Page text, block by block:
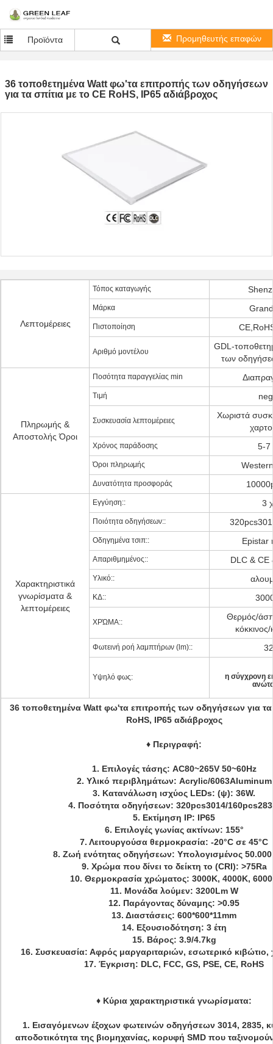
Προϊόντα Προμηθευτής επαφών
36 τοποθετημένα Watt φω'τα επιτροπής των οδηγήσεων
για τα σπίτια με το CE RoHS, IP65 αδιάβροχος
Λεπτομέρειες
Τόπος καταγωγής
Μάρκα
Πιστοποίηση
Αριθμό μοντέλου
GDL-
των
Πληρωμής &
Αποστολής Όροι
Ποσότητα παραγγελίας min
Τιμή
Συσκευασία λεπτομέρειες
Χωριστά
Χρόνος παράδοσης 5-7
Όροι πληρωμής
Δυνατότητα προσφοράς
Χαρακτηριστικά
γνωρίσματα &
λεπτομέρειες
Εγγύηση:: 3
Ποιότητα οδηγήσεων::
Οδηγημένα τσιπ:: Epistar
Απαριθμημένος:: DLC & CE
Υλικό::
ΚΔ::
ΧΡΏΜΑ::
Θερμός/
κόκκινος/
Φωτεινή ροή λαμπτήρων (lm)::
Υψηλό φως:
η σύγχρονη
36 τοποθετημένα Watt φω'τα επιτροπής των οδηγήσεων για τα
RoHS, IP65 αδιάβροχος
♦ Περιγραφή:
1. Επιλογές τάσης: AC80~265V 50~60Hz
2. Υλικό περιβλημάτων: Acrylic/6063Aluminum
3. Κατανάλωση ισχύος LEDs: (ψ): 36W.
4. Ποσότητα οδηγήσεων: 320pcs3014/
5. Εκτίμηση IP: IP65
6. Επιλογές γωνίας ακτίνων: 155°
7. Λειτουργούσα θερμοκρασία: -20°C σε 45°C
8. Ζωή ενότητας οδηγήσεων: Υπολογισμένος
9. Χρώμα που δίνει το δείκτη το (CRI): >75Ra
10. Θερμοκρασία χρώματος: 3000K, 4000K,
11. Μονάδα λούμεν: 3200Lm W
12. Παράγοντας δύναμης: >0.95
13. Διαστάσεις: 600*600*11mm
14. Εξουσιοδότηση: 3 έτη
15. Βάρος: 3.9/4.7kg
16. Συσκευασία: Αφρός μαργαριταριών, εσωτερικό κιβώτιο,
17. Έγκριση: DLC, FCC, GS, PSE, CE, RoHS
♦ Κύρια χαρακτηριστικά γνωρίσματα:
1. Εισαγόμενων έξοχων φωτεινών οδηγήσεων 3014, 2835,
αποδοτικότητα της βιομηχανίας, κορυφή SMD που